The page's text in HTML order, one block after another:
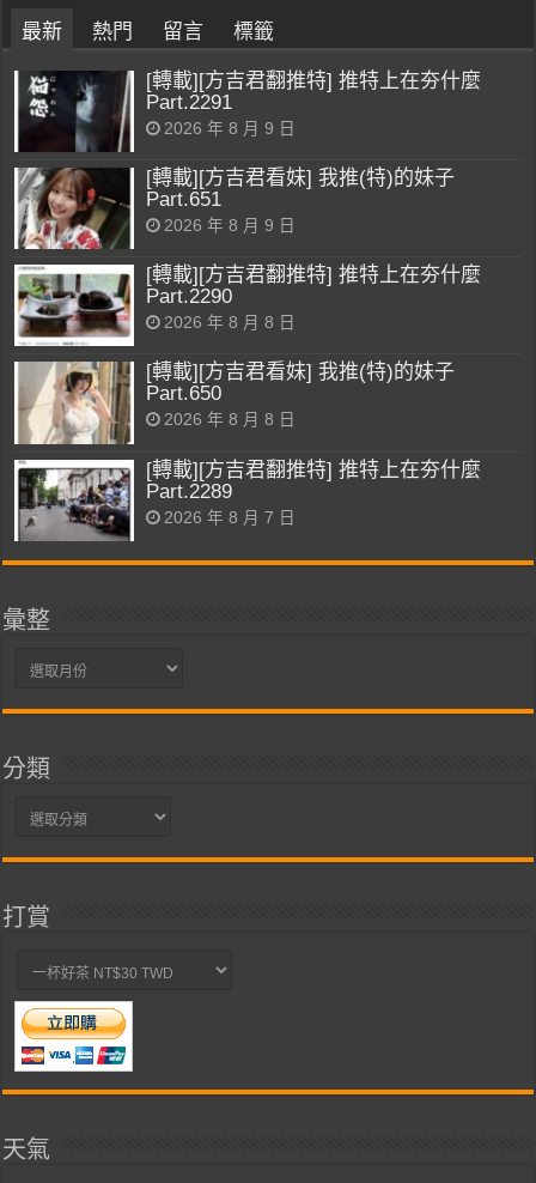
最新 熱門 留言 標籤
[轉載][方吉君翻推特] 推特上在夯什麼
Part.2291
2026 年 8 月 9 日
[轉載][方吉君看妹] 我推(特)的妹子
Part.651
2026 年 8 月 9 日
[轉載][方吉君翻推特] 推特上在夯什麼
Part.2290
2026 年 8 月 8 日
[轉載][方吉君看妹] 我推(特)的妹子
Part.650
2026 年 8 月 8 日
[轉載][方吉君翻推特] 推特上在夯什麼
Part.2289
2026 年 8 月 7 日
彙整
彙
分類
分
打賞
天氣